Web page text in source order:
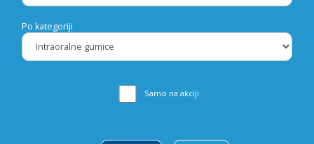
Po kategoriji
Samo na akciji